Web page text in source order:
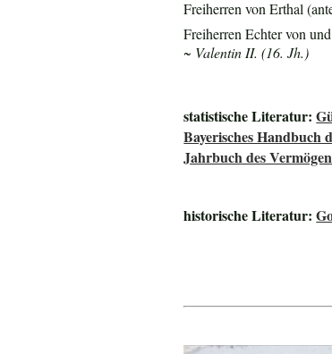
Freiherren von Erthal
Freiherren Echter von
~ Valentin II. (16. Jh.)
statistische Literatur:
Bayerisches Handbuch
Jahrbuch des
historische Literatur: